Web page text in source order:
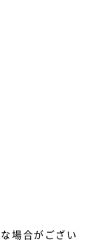
場合がござい